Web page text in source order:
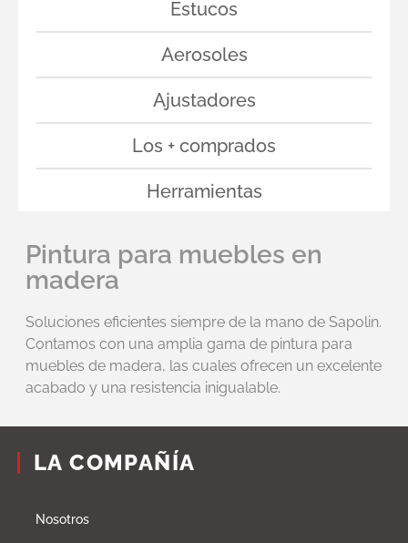
Estucos
Aerosoles
Ajustadores
Los + comprados
Herramientas
Pintura para muebles en
madera
Soluciones eficientes siempre de la mano de Sapolin.
Contamos con una amplia gama de pintura para
muebles de madera, las cuales ofrecen un excelente
acabado y una resistencia inigualable.
LA COMPAÑÍA
Nosotros